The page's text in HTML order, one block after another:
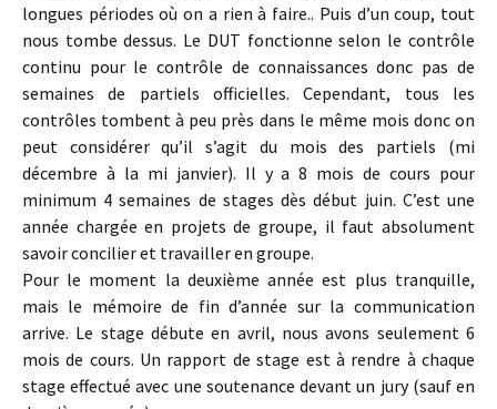
longues périodes où on a rien à faire.. Puis d’un coup, tout
nous tombe dessus. Le DUT fonctionne selon le contrôle
continu pour le contrôle de connaissances donc pas de
semaines de partiels officielles. Cependant, tous les
contrôles tombent à peu près dans le même mois donc on
peut considérer qu’il s’agit du mois des partiels (mi
décembre à la mi janvier). Il y a 8 mois de cours pour
minimum 4 semaines de stages dès début juin. C’est une
année chargée en projets de groupe, il faut absolument
savoir concilier et travailler en groupe.
Pour le moment la deuxième année est plus tranquille,
mais le mémoire de fin d’année sur la communication
arrive. Le stage débute en avril, nous avons seulement 6
mois de cours. Un rapport de stage est à rendre à chaque
stage effectué avec une soutenance devant un jury (sauf en